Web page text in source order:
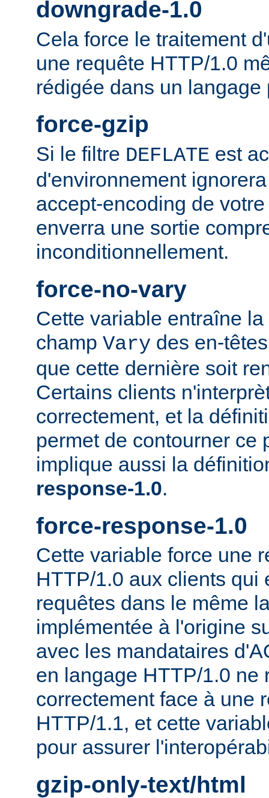
downgrade-1.0
Cela force le traitement
une requête HTTP/1.0
rédigée dans un langage
force-gzip
Si le filtre DEFLATE est
d'environnement
accept-encoding de
enverra une sortie
inconditionnellement.
force-no-vary
Cette variable entraîne
champ Vary des en-
que cette dernière soit
Certains clients
correctement, et la
permet de contourner ce
implique aussi la
response-1.0.
force-response-1.0
Cette variable force une
HTTP/1.0 aux clients qui
requêtes dans le même
implémentée à l'origine
avec les mandataires
en langage HTTP/1.0 ne
correctement face à une
HTTP/1.1, et cette
pour assurer
gzip-only-text/html